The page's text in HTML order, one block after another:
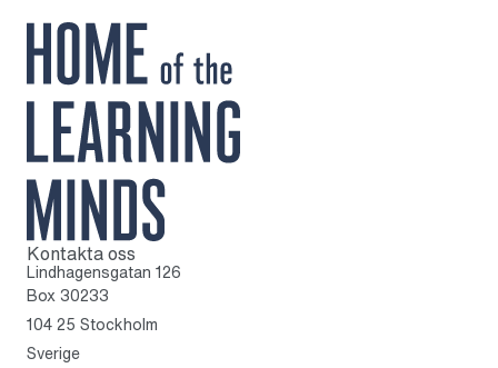
Till startsidan
Kontakta oss
Lindhagensgatan 126
Box 30233
104 25 Stockholm
Sverige